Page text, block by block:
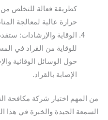
كطريقة فعالة للتخلص من
حرارة عالية لمعالجة
الوقاية والإرشادات:
للوقاية من القراد في
حول الوسائل الوقائية
الإصابة بالقراد.
من المهم اختيار شركة مكافحة
السمعة الجيدة والخبرة في